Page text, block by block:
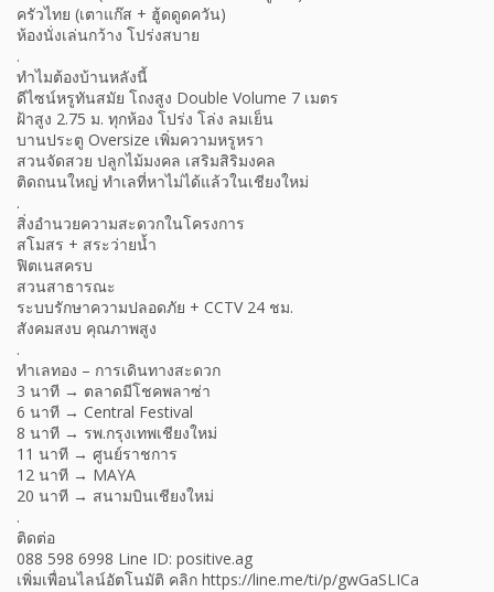
ครัวไทย (เตาแก๊ส + ฮู้ดดูดควัน)
ห้องนั่งเล่นกว้าง โปร่งสบาย
.
ทำไมต้องบ้านหลังนี้
ดีไซน์หรูทันสมัย โถงสูง Double Volume 7 เมตร
ฝ้าสูง 2.75 ม. ทุกห้อง โปร่ง โล่ง ลมเย็น
บานประตู Oversize เพิ่มความหรูหรา
สวนจัดสวย ปลูกไม้มงคล เสริมสิริมงคล
ติดถนนใหญ่ ทำเลที่หาไม่ได้แล้วในเชียงใหม่
.
สิ่งอำนวยความสะดวกในโครงการ
สโมสร + สระว่ายน้ำ
ฟิตเนสครบ
สวนสาธารณะ
ระบบรักษาความปลอดภัย + CCTV 24 ชม.
สังคมสงบ คุณภาพสูง
.
ทำเลทอง – การเดินทางสะดวก
3 นาที → ตลาดมีโชคพลาซ่า
6 นาที → Central Festival
8 นาที → รพ.กรุงเทพเชียงใหม่
11 นาที → ศูนย์ราชการ
12 นาที → MAYA
20 นาที → สนามบินเชียงใหม่
.
ติดต่อ
088 598 6998 Line ID: positive.ag
เพิ่มเพื่อนไลน์อัตโนมัติ คลิก https://line.me/ti/p/gwGaSLICa